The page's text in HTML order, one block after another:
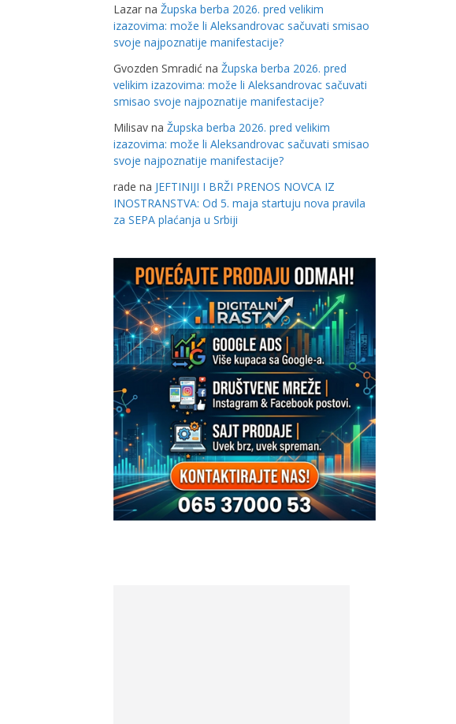
Lazar na Župska berba 2026. pred velikim
izazovima: može li Aleksandrovac sačuvati smisao
svoje najpoznatije manifestacije?
Gvozden Smradić na Župska berba 2026. pred
velikim izazovima: može li Aleksandrovac sačuvati
smisao svoje najpoznatije manifestacije?
Milisav na Župska berba 2026. pred velikim
izazovima: može li Aleksandrovac sačuvati smisao
svoje najpoznatije manifestacije?
rade na JEFTINIJI I BRŽI PRENOS NOVCA IZ
INOSTRANSTVA: Od 5. maja startuju nova pravila
za SEPA plaćanja u Srbiji